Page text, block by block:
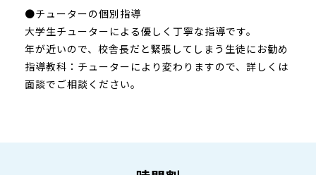
●チューターの個別指導
大学生チューターによる優しく丁寧な指導です。
年が近いので、校舎長だと緊張してしまう生徒にお勧め
指導教科：チューターにより変わりますので、詳しくは
面談でご相談ください。